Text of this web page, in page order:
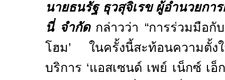
นายธนรัฐ ธุวสุจิเรข ผู้อำนวยกา
นี่ จำกัดกล่าวว่า “การร่วมมือกั
โฮม’ ในครั้งนี้สะท้อนความตั้ง
บริการ ‘แอสเซนด์ เพย์ เน็กซ์ เอ็